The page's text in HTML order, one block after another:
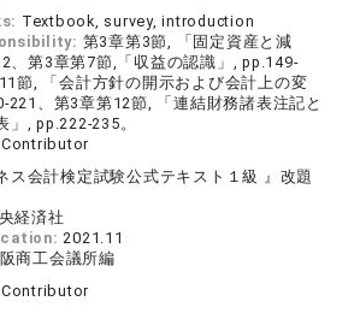
Textbook, survey, introduction
第3章第3節, 「固定資産と減
、第3章第7節,「収益の認識」, pp.149-
節, 「会計方針の開示および会計上の変
221、第3章第12節, 「連結財務諸表注記と
」, pp.222-235。
Contributor
ス会計検定試験公式テキスト１級 』改題
経済社
2021.11
商工会議所編
Contributor